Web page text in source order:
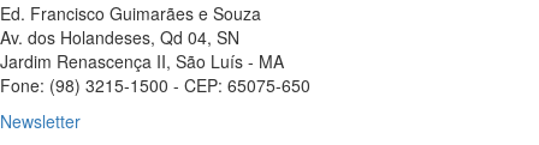
Ed. Francisco Guimarães e Souza
Av. dos Holandeses, Qd 04, SN
Jardim Renascença II, São Luís - MA
Fone: (98) 3215-1500 - CEP: 65075-650
Newsletter